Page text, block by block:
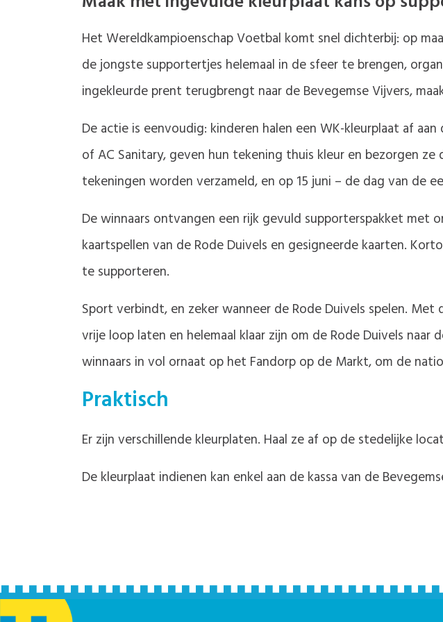
Het Wereldkampioenschap Voetbal komt snel dichterbij: op
de jongste supportertjes helemaal in de sfeer te brengen,
ingekleurde prent terugbrengt naar de Bevegemse Vijvers,
De actie is eenvoudig: kinderen halen een WK-kleurplaat af
of AC Sanitary, geven hun tekening thuis kleur en bezorgen
tekeningen worden verzameld, en op 15 juni – de dag van de
De winnaars ontvangen een rijk gevuld supporterspakket met
kaartspellen van de Rode Duivels en gesigneerde kaarten.
te supporteren.
Sport verbindt, en zeker wanneer de Rode Duivels spelen.
vrije loop laten en helemaal klaar zijn om de Rode Duivels
winnaars in vol ornaat op het Fandorp op de Markt, om de
Praktisch
Er zijn verschillende kleurplaten. Haal ze af op de stedelijke
De kleurplaat indienen kan enkel aan de kassa van de